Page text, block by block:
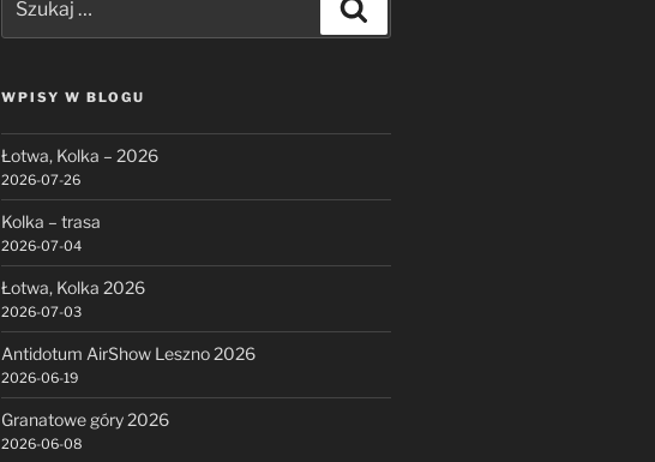
WPISY W BLOGU
Łotwa, Kolka – 2026
2026-07-26
Kolka – trasa
2026-07-04
Łotwa, Kolka 2026
2026-07-03
Antidotum AirShow Leszno 2026
2026-06-19
Granatowe góry 2026
2026-06-08